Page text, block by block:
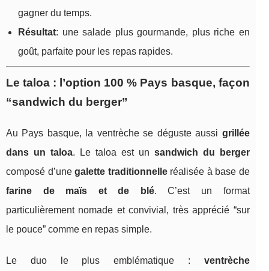
gagner du temps.
Résultat: une salade plus gourmande, plus riche en
goût, parfaite pour les repas rapides.
Le taloa : l’option 100 % Pays basque, façon
“sandwich du berger”
Au Pays basque, la ventrèche se déguste aussi grillée
dans un taloa. Le taloa est un sandwich du berger
composé d’unegalette traditionnelleréalisée à base de
farine de maïs et de blé. C’est un format
particulièrement nomade et convivial, très apprécié “sur
le pouce” comme en repas simple.
Le duo le plus emblématique : ventrèche